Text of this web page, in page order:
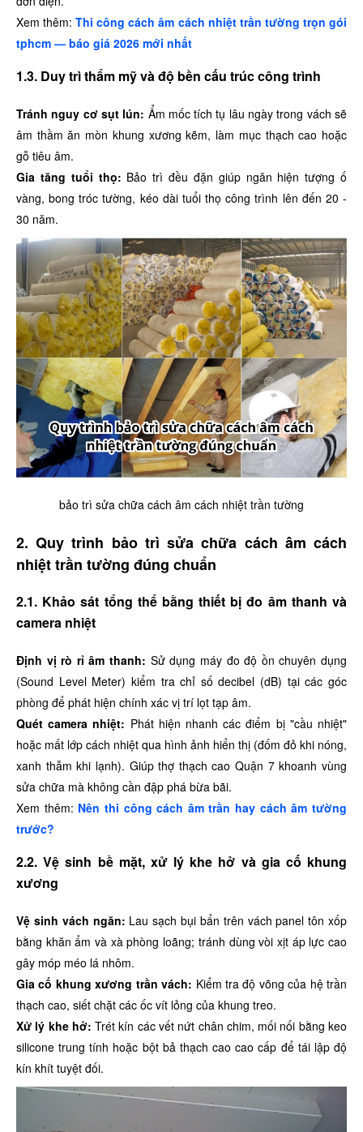
Xem thêm:Thi công cách âm cách nhiệt trần tường trọn gói
tphcm — báo giá 2026 mới nhất
1.3. Duy trì thẩm mỹ và độ bền cấu trúc công trình
Tránh nguy cơ sụt lún: Ẩm mốc tích tụ lâu ngày trong vách sẽ
âm thầm ăn mòn khung xương kẽm, làm mục thạch cao hoặc
gỗ tiêu âm.
Gia tăng tuổi thọ: Bảo trì đều đặn giúp ngăn hiện tượng ố
vàng, bong tróc tường, kéo dài tuổi thọ công trình lên đến 20 -
30 năm.
bảo trì sửa chữa cách âm cách nhiệt trần tường
2. Quy trình bảo trì sửa chữa cách âm cách
nhiệt trần tường đúng chuẩn
2.1. Khảo sát tổng thể bằng thiết bị đo âm thanh và
camera nhiệt
Định vị rò rỉ âm thanh: Sử dụng máy đo độ ồn chuyên dụng
(Sound Level Meter) kiểm tra chỉ số decibel (dB) tại các góc
phòng để phát hiện chính xác vị trí lọt tạp âm.
Quét camera nhiệt: Phát hiện nhanh các điểm bị "cầu nhiệt"
hoặc mất lớp cách nhiệt qua hình ảnh hiển thị (đốm đỏ khi nóng,
xanh thẫm khi lạnh). Giúp thợ thạch cao Quận 7 khoanh vùng
sửa chữa mà không cần đập phá bừa bãi.
Xem thêm: Nên thi công cách âm trần hay cách âm tường
trước?
2.2. Vệ sinh bề mặt, xử lý khe hở và gia cố khung
xương
Vệ sinh vách ngăn: Lau sạch bụi bẩn trên vách panel tôn xốp
bằng khăn ẩm và xà phòng loãng; tránh dùng vòi xịt áp lực cao
gây móp méo lá nhôm.
Gia cố khung xương trần vách: Kiểm tra độ võng của hệ trần
thạch cao, siết chặt các ốc vít lỏng của khung treo.
Xử lý khe hở: Trét kín các vết nứt chân chim, mối nối bằng keo
silicone trung tính hoặc bột bả thạch cao cao cấp để tái lập độ
kín khít tuyệt đối.